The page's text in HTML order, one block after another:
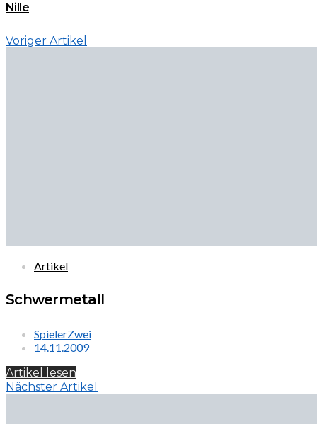
Nille
Voriger Artikel
Artikel
Schwermetall
SpielerZwei
14.11.2009
Artikel lesen
Nächster Artikel